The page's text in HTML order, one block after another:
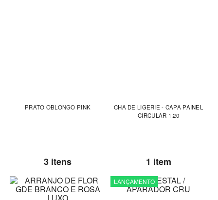
PRATO OBLONGO PINK
3 itens
CHA DE LIGERIE - CAPA PAINEL
CIRCULAR 1,20
1 item
LANÇAMENTO